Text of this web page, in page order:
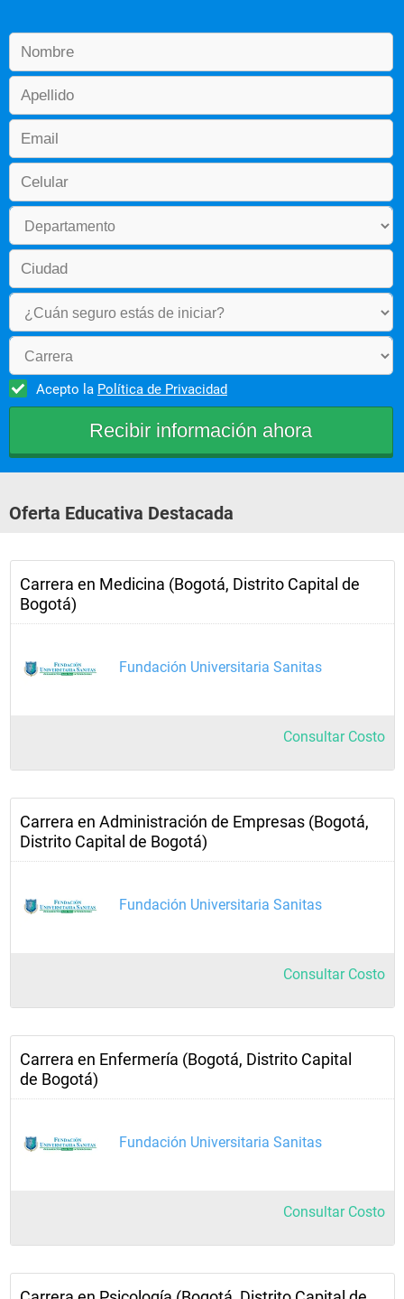
Acepto la Política de Privacidad
Oferta Educativa Destacada
Carrera en Medicina (Bogotá, Distrito Capital de
Bogotá)
Fundación Universitaria Sanitas
Consultar Costo
Carrera en Administración de Empresas (Bogotá,
Distrito Capital de Bogotá)
Fundación Universitaria Sanitas
Consultar Costo
Carrera en Enfermería (Bogotá, Distrito Capital
de Bogotá)
Fundación Universitaria Sanitas
Consultar Costo